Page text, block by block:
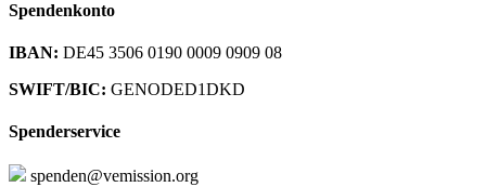
Spendenkonto
IBAN: DE45 3506 0190 0009 0909 08
SWIFT/BIC: GENODED1DKD
Spenderservice
spenden@vemission.org